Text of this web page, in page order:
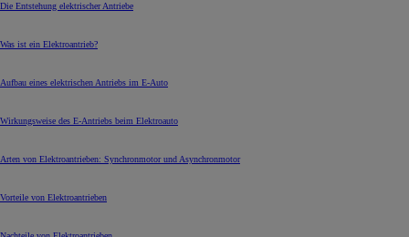
Die Entstehung elektrischer Antriebe
Was ist ein Elektroantrieb?
Aufbau eines elektrischen Antriebs im E-Auto
Wirkungsweise des E-Antriebs beim Elektroauto
Arten von Elektroantrieben: Synchronmotor und Asynchronmotor
Vorteile von Elektroantrieben